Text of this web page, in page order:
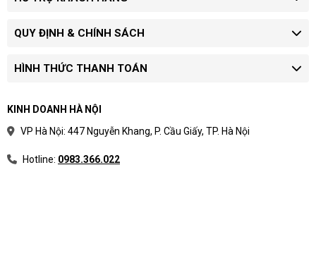
QUY ĐỊNH & CHÍNH SÁCH
HÌNH THỨC THANH TOÁN
KINH DOANH HÀ NỘI
VP Hà Nội: 447 Nguyễn Khang, P. Cầu Giấy, TP. Hà Nội
Hotline: 0983.366.022